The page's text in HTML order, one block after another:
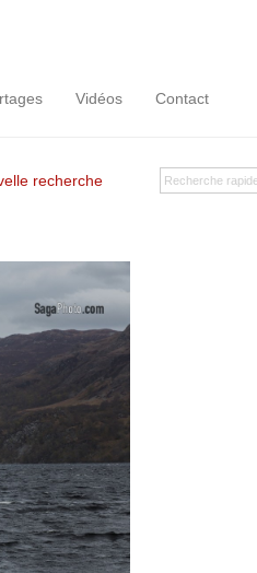
Vidéos Contact
recherche